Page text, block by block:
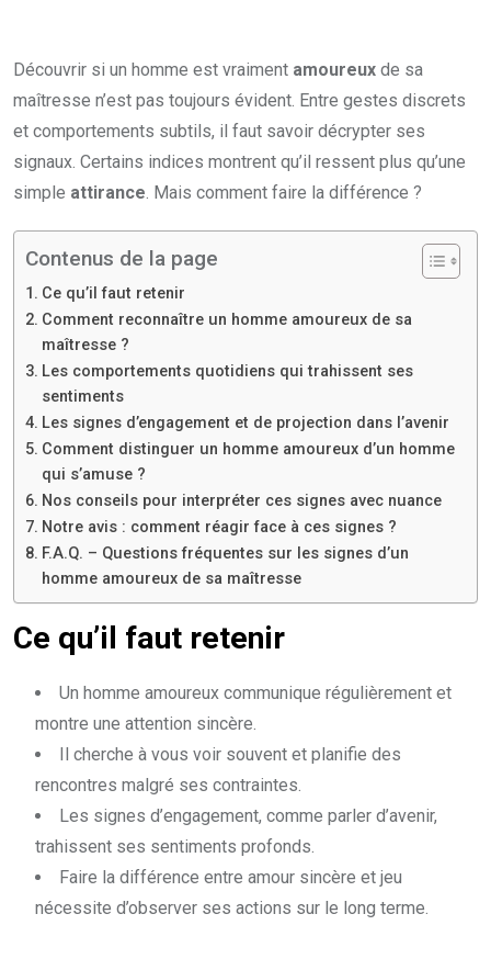
Découvrir si un homme est vraiment amoureux de sa
maîtresse n’est pas toujours évident. Entre gestes discrets
et comportements subtils, il faut savoir décrypter ses
signaux. Certains indices montrent qu’il ressent plus qu’une
simple attirance. Mais comment faire la différence ?
Contenus de la page
Ce qu’il faut retenir
Comment reconnaître un homme amoureux de sa
maîtresse ?
Les comportements quotidiens qui trahissent ses
sentiments
Les signes d’engagement et de projection dans l’avenir
Comment distinguer un homme amoureux d’un homme
qui s’amuse ?
Nos conseils pour interpréter ces signes avec nuance
Notre avis : comment réagir face à ces signes ?
F.A.Q. – Questions fréquentes sur les signes d’un
homme amoureux de sa maîtresse
Ce qu’il faut retenir
Un homme amoureux communique régulièrement et
montre une attention sincère.
Il cherche à vous voir souvent et planifie des
rencontres malgré ses contraintes.
Les signes d’engagement, comme parler d’avenir,
trahissent ses sentiments profonds.
Faire la différence entre amour sincère et jeu
nécessite d’observer ses actions sur le long terme.